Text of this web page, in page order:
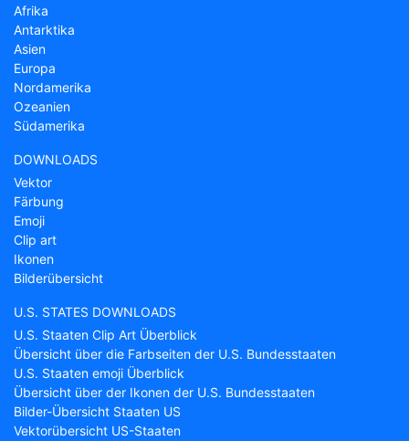
Afrika
Antarktika
Asien
Europa
Nordamerika
Ozeanien
Südamerika
DOWNLOADS
Vektor
Färbung
Emoji
Clip art
Ikonen
Bilderübersicht
U.S. STATES DOWNLOADS
U.S. Staaten Clip Art Überblick
Übersicht über die Farbseiten der U.S. Bundesstaaten
U.S. Staaten emoji Überblick
Übersicht über der Ikonen der U.S. Bundesstaaten
Bilder-Übersicht Staaten US
Vektorübersicht US-Staaten